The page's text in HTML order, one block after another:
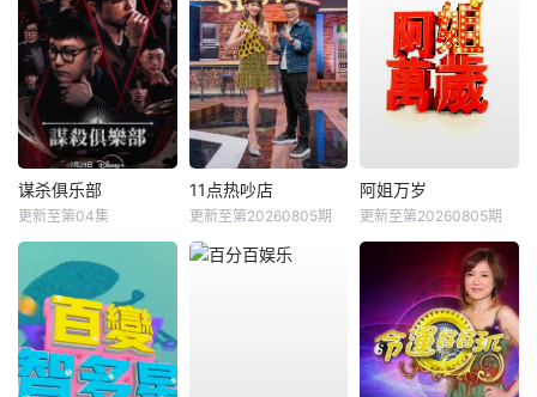
谋杀俱乐部
更新至第04集
11点热吵店
更新至第20260805期
阿姐万岁
更新至第20260805期